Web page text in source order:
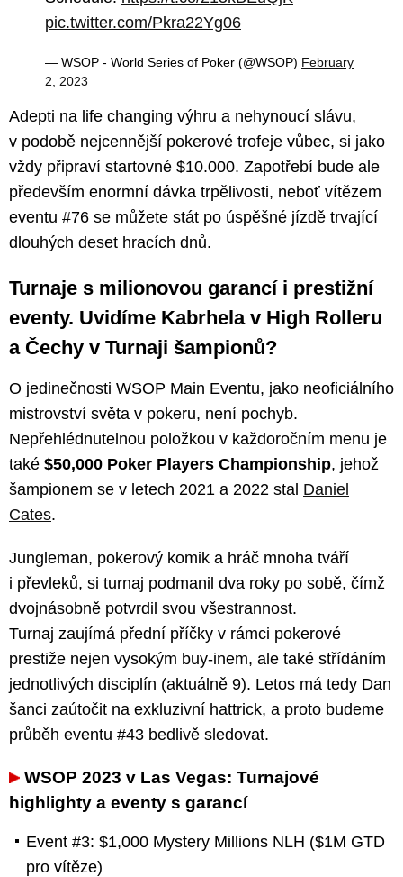
pic.twitter.com/Pkra22Yg06
— WSOP - World Series of Poker (@WSOP) February
2, 2023
Adepti na life changing výhru a nehynoucí slávu,
v podobě nejcennější pokerové trofeje vůbec, si jako
vždy připraví startovné $10.000. Zapotřebí bude ale
především enormní dávka trpělivosti, neboť vítězem
eventu #76 se můžete stát po úspěšné jízdě trvající
dlouhých deset hracích dnů.
Turnaje s milionovou garancí i prestižní
eventy. Uvidíme Kabrhela v High Rolleru
a Čechy v Turnaji šampionů?
O jedinečnosti WSOP Main Eventu, jako neoficiálního
mistrovství světa v pokeru, není pochyb.
Nepřehlédnutelnou položkou v každoročním menu je
také $50,000 Poker Players Championship, jehož
šampionem se v letech 2021 a 2022 stal Daniel
Cates.
Jungleman, pokerový komik a hráč mnoha tváří
i převleků, si turnaj podmanil dva roky po sobě, čímž
dvojnásobně potvrdil svou všestrannost.
Turnaj zaujímá přední příčky v rámci pokerové
prestiže nejen vysokým buy-inem, ale také střídáním
jednotlivých disciplín (aktuálně 9). Letos má tedy Dan
šanci zaútočit na exkluzivní hattrick, a proto budeme
průběh eventu #43 bedlivě sledovat.
WSOP 2023 v Las Vegas: Turnajové
highlighty a eventy s garancí
Event #3: $1,000 Mystery Millions NLH ($1M GTD
pro vítěze)